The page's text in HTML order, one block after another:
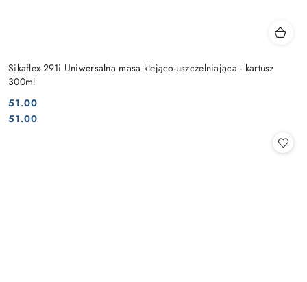
Sikaflex-291i Uniwersalna masa klejąco-uszczelniająca - kartusz
300ml
Cena:
51.00
Cena:
51.00